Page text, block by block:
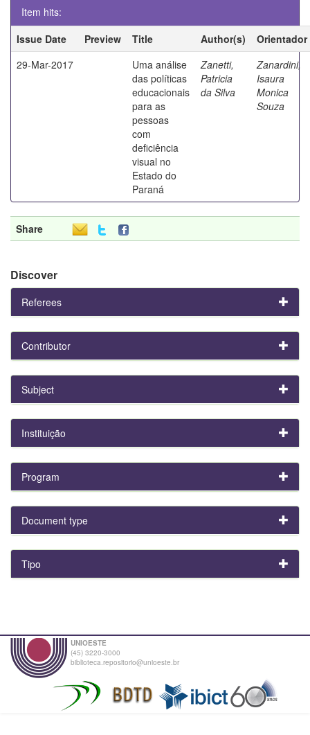
Item hits:
Issue Date
Preview Title Author(s)
Orientador
29-Mar-2017
Uma análise
das políticas
educacionais
para as
pessoas
com
deficiência
visual no
Estado do
Paraná
Zanetti,
Patricia
da Silva
Zanardini,
Isaura
Monica
Souza
Share
Discover
Referees
Contributor
Subject
Instituição
Program
Document type
Tipo
UNIOESTE
(45) 3220-3000
biblioteca.repositorio@unioeste.br